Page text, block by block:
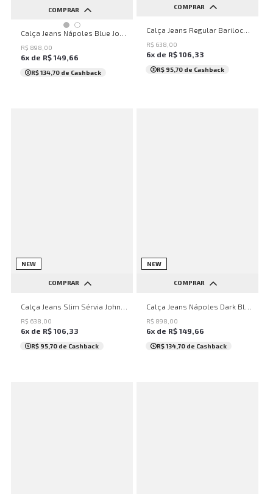
COMPRAR
36 38 40 42
44
R$ 898 00
6x de R$ 149,66
R$ 134,70 de Cashback
COMPRAR
38 40 42 44
R$ 638 00
6x de R$ 106,33
R$ 95,70 de Cashback
NEW
COMPRAR
38 40 42 44
R$ 638 00
6x de R$ 106,33
R$ 95,70 de Cashback
NEW
COMPRAR
36 38 40 42
44
R$ 898 00
6x de R$ 149,66
R$ 134,70 de Cashback